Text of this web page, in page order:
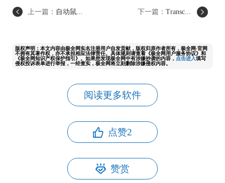
上一篇： 自动鼠... 下一篇：Transc...
版权声明：本文内容由极全网实名注册用户自发贡献，版权归原作者所有，极全网-官网
不拥有其著作权，亦不承担相应法律责任。具体规则请查看《极全网用户服务协议》和
《极全网知识产权保护指引》。如果您发现极全网中有涉嫌抄袭的内容， 点击进入填写
侵权投诉表单进行举报，一经查实，极全网将立刻删除涉嫌侵权内容。
阅读更多软件
点赞2
赞赏